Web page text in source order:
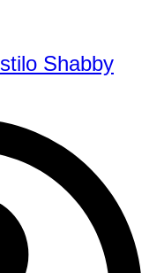
Shabby